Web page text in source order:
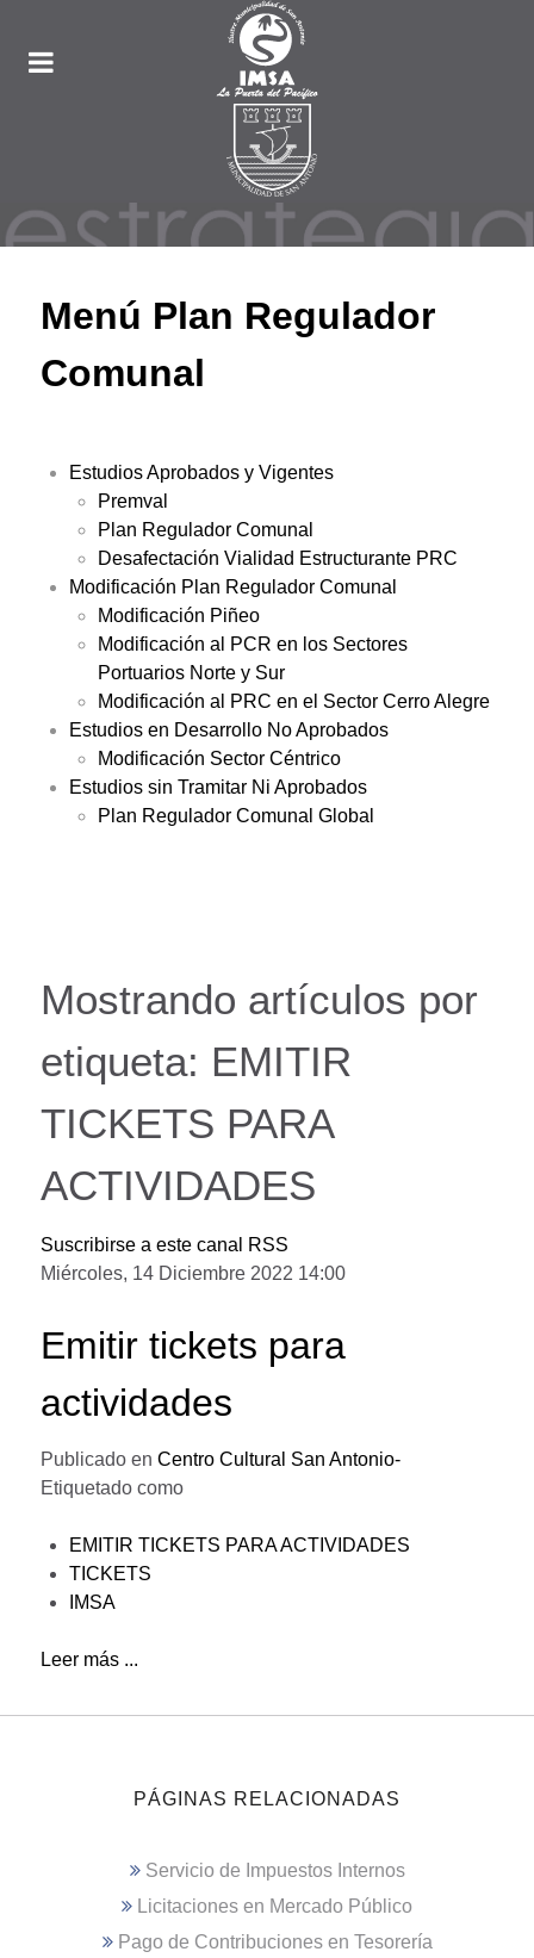
Menú Plan Regulador
Comunal
Estudios Aprobados y Vigentes
Premval
Plan Regulador Comunal
Desafectación Vialidad Estructurante PRC
Modificación Plan Regulador Comunal
Modificación Piñeo
Modificación al PCR en los Sectores
Portuarios Norte y Sur
Modificación al PRC en el Sector Cerro Alegre
Estudios en Desarrollo No Aprobados
Modificación Sector Céntrico
Estudios sin Tramitar Ni Aprobados
Plan Regulador Comunal Global
Mostrando artículos por
etiqueta: EMITIR
TICKETS PARA
ACTIVIDADES
Suscribirse a este canal RSS
Miércoles, 14 Diciembre 2022 14:00
Emitir tickets para
actividades
Publicado en Centro Cultural San Antonio-
Etiquetado como
EMITIR TICKETS PARA ACTIVIDADES
TICKETS
IMSA
Leer más ...
PÁGINAS RELACIONADAS
Servicio de Impuestos Internos
Licitaciones en Mercado Público
Pago de Contribuciones en Tesorería